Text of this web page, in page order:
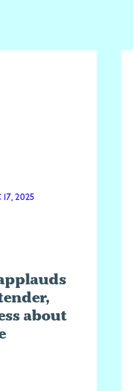
17, 2025
about